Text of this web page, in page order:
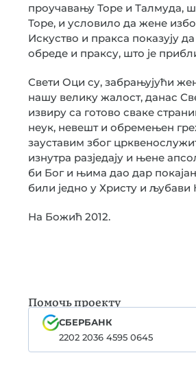
проучавању Торе и Талмуда,
Торе, и условило да жене
Искуство и пракса показују
обреде и праксу, што је
Свети Оци су, забрањујући
нашу велику жалост, данас
извиру са готово сваке
неук, невешт и обремењен
зауставим због
изнутра разједају и њене
би Бог и њима дао дар
били једно у Христу и љубави
На Божић 2012.
Помочь проекту
СБЕРБАНК
2202 2036 4595 0645